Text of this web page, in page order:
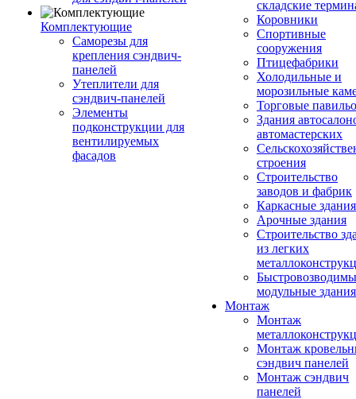
Комплектующие
Саморезы для
крепления сэндвич-
панелей
Утеплители для
сэндвич-панелей
Элементы
подконструкции для
вентилируемых
фасадов
складские
Коровники
Спортивные
сооружения
Птицефабрики
Холодильные и
морозильные
Торговые
Здания
автомастерских
строения
Строительство
заводов и фабрик
Каркасные здания
Арочные здания
Строительство
из легких
модульные здания
Монтаж
Монтаж
Монтаж
сэндвич панелей
Монтаж сэндвич
панелей